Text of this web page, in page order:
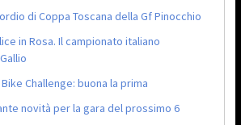
di Coppa Toscana della Gf Pinocchio
in Rosa. Il campionato italiano
Challenge: buona la prima
novità per la gara del prossimo 6